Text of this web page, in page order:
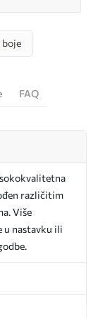
boje
FAQ
različitim
Više
u nastavku ili